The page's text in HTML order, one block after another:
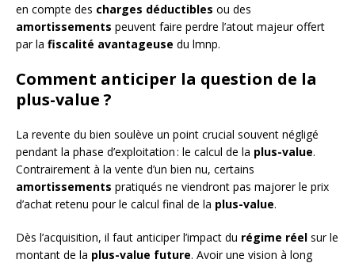
en compte des charges déductibles ou des
amortissements peuvent faire perdre l’atout majeur offert
par la fiscalité avantageuse du lmnp.
Comment anticiper la question de la
plus-value ?
La revente du bien soulève un point crucial souvent négligé
pendant la phase d’exploitation : le calcul de la plus-value.
Contrairement à la vente d’un bien nu, certains
amortissements pratiqués ne viendront pas majorer le prix
d’achat retenu pour le calcul final de la plus-value.
Dès l’acquisition, il faut anticiper l’impact du régime réel sur le
montant de la plus-value future. Avoir une vision à long